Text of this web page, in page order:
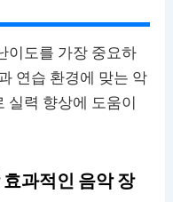
이도를 가장 중요하
연습 환경에 맞는 악
실력 향상에 도움이
과적인 음악 장